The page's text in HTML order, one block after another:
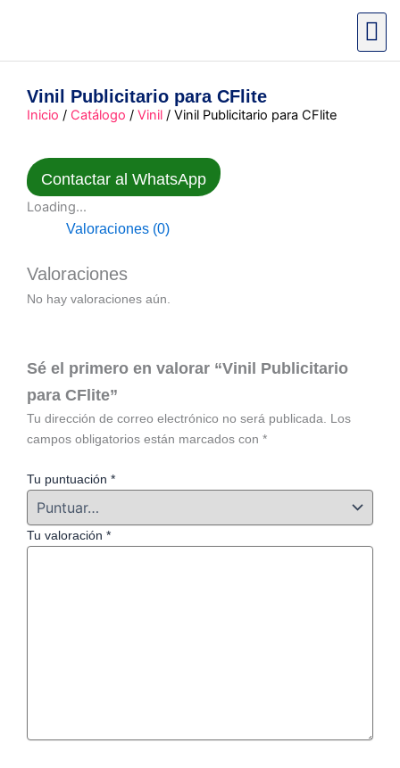
Vinil Publicitario para CFlite
Inicio / Catálogo / Vinil / Vinil Publicitario para CFlite
Contactar al WhatsApp
Loading...
Valoraciones (0)
Valoraciones
No hay valoraciones aún.
Sé el primero en valorar “Vinil Publicitario
para CFlite”
Tu dirección de correo electrónico no será publicada.
Los
campos obligatorios están marcados con *
Tu puntuación *
Tu valoración *